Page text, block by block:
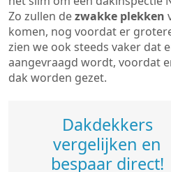
Zo zullen dezwakke plekken
komen, nog voordat er
zien we ook steeds vaker dat
aangevraagd wordt, voordat
dak worden gezet.
Dakdekkers
vergelijken en
bespaar direct!